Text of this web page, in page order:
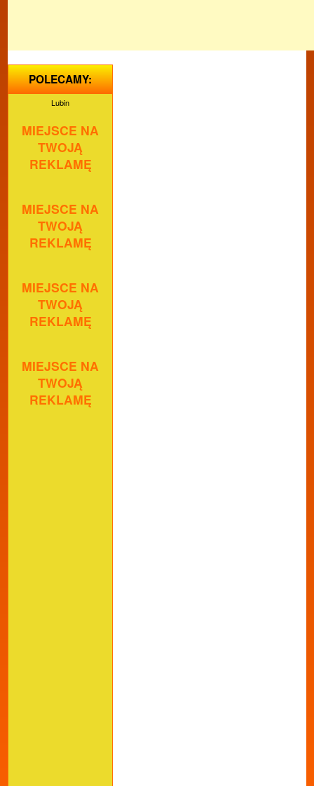
POLECAMY:
Lubin
MIEJSCE NA
TWOJĄ
REKLAMĘ
MIEJSCE NA
TWOJĄ
REKLAMĘ
MIEJSCE NA
TWOJĄ
REKLAMĘ
MIEJSCE NA
TWOJĄ
REKLAMĘ